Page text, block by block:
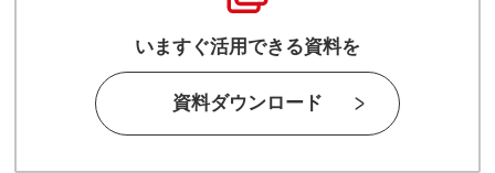
いますぐ活用できる資料を
資料ダウンロード